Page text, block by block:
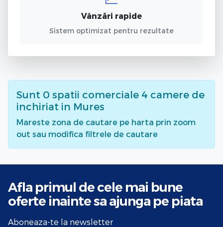
Vânzări rapide
Sistem optimizat pentru rezultate
Sunt 0 spatii comerciale 4 camere de
inchiriat in Mures
Mareste zona de cautare pe harta prin zoom
out sau modifica filtrele de cautare
Afla primul de cele mai bune
oferte inainte sa ajunga pe piata
Aboneaza-te la newsletter